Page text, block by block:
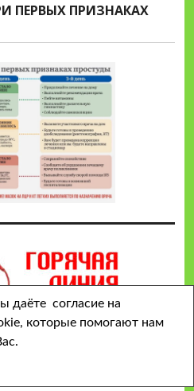
ПЕРВЫХ ПРИЗНАКАХ
даёте согласие на
которые помогают нам